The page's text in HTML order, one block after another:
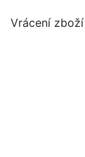
Vrácení